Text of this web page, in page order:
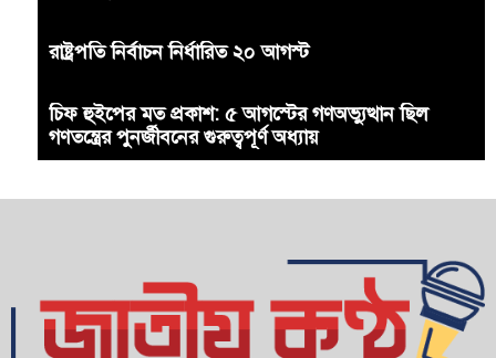
রাষ্ট্রপতি নির্বাচন নির্ধারিত ২০ আগস্ট
চিফ হুইপের মত প্রকাশ: ৫ আগস্টের গণঅভ্যুত্থান ছিল
গণতন্ত্রের পুনর্জীবনের গুরুত্বপূর্ণ অধ্যায়